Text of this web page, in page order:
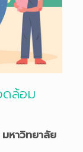
ดล้อม
หาวิทยาลัย